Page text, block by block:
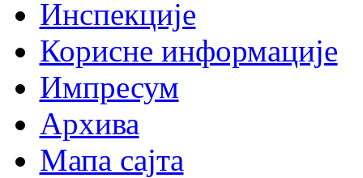
Инспекције
Корисне информације
Импресум
Архива
Мапа сајта